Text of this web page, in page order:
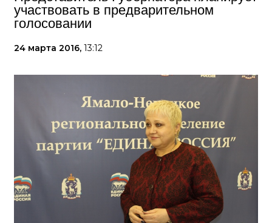
участвовать в предварительном
голосовании
24 марта 2016, 13:12